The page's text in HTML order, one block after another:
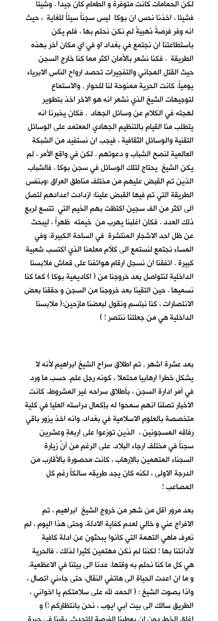
لكن الحمامات كانت متوفرة و الطعام كان جيدا . وشيئا
فشيئا ، اخذنا نحس ان بوكا ليس سجناً سيئاً للغاية ، حيث
انه وفر فرصةً ذهبيةً لم نكن نحلم بها ، فلم يكن
باستطاعتنا ان نجتمع في بغداد او في اي مكان آخر بهذه
الطريقة . فكنا نشعر بالأمان اكثر مما كنا خارج السجن
حيث القتل المجاني والتفجيرات تحصد ارواح الناس الابرياء
يومياً. كانت الحرية ممنوحة لنا للحوار , والاستماع
لتوجيهات الشيخ الذي نشعر انه هو الاخر اخذ بتطوير
لهجته في الكلام عن وسائل الجهاد . فكان يخبرنا انه
يتطلب منا القيام بالتنظيم الجهادي المعتمد على الوسائل
التقنية والوسائل الثقافية ، فيجب ان نستفيد من الشبكة
العالمية لنصح الشباب و دعوتهم . لكن في واقع الأمر ، لم
يكن الشيخ يحتاج لتلك الوسائل في سجن بوكا . فالشباب
الذين تم القبض عليهم من مختلف مناطق العراق ؛وبنفس
الطريقة التي تم فيها القبض علينا؛ ازدادت اعدادهم لتصل
الى اكثر من الف سجين اكتظت بهم الخيم التي تتسع لربع
ذلك العدد . فكان اغلبنا يهرب من خيمته ظهراً ، ليبحث
عن ظل احد الاشجار المنتشرة في الساحة الكبيرة. وفي
المساء نجتمع لنستمع الى كلأم معلمنا الذي اكتسب شعبية
كبيرة . اتفقنا ان نسجل ارقام هواتفنا على قماش ملابسنا
الداخلية لنتواصل بعد خروجنا من ( اكاديمية بوكا ) كما كنا
نسميها . حين التقينا بعد خروجنا من السجن و حققنا بعض
الانتصارات ، كنا نبتسم ونقول لبعضنا مازحين:( ملابسنا
الداخلية هي من جعلتنا ننتصر ! )
بعد عشرة اشهر , تم اطلاق سراح الشيخ ابراهيم لأنه لا
يشكل خطرا ارهابيا محتملا ، كونه رجل علم. حسب ما ورد
في أمر ادارة السجن ، بأطلاق سراحه غير المشروط. كانت
الاخبار تصلنا انهم سمحوا له بإكمال دراسته العليا في كلية
متخصصة بالعلوم الاسلامية في بغداد. وانه اخذ يزور باقي
رفاقه المسجونين ، الذين توزعوا على اربعةٍ وعشرين
سجناً في مختلف ارجاء البلاد. على الرغم من أنَّ زيارة
السجناء المتهمين بالإرهاب ، كانت محصورة بالأقارب من
الدرجة الاولى ، لكنه كان يجد طريقه سالكاً رغم كل
المصاعب !
بعد مرور اقل من شهر من خروج الشيخ ابراهيم ، تم
الافراج عني و خالي لعدم كفاية الادلة. وحتى هذا اليوم ، لم
نعرف ماهي التهمة التي كانوا يبحثون عن ادلة كافية
لأدانتنا بها ! لكننا لم نكن مهتمين كثيرا لذلك ، فالحرية
هي كل ما كنا نحلم به وقتها. عدنا الى بيتنا في الاعظمية.
و ما ان اعدت الحياة الى هاتفي النقال، حتى جاءني اتصال ،
واذا بصوت الشيخ : ( الحمد لله على سلامتكم يا اخواني ،
الطريق سالك الى بيت ابي ايوب ، نحن بانتظاركم !) و